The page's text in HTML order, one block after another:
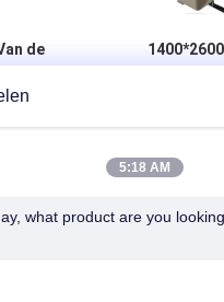
de
van hoge
de
Machine
ACHTER
5:18 AM
what product are you looking